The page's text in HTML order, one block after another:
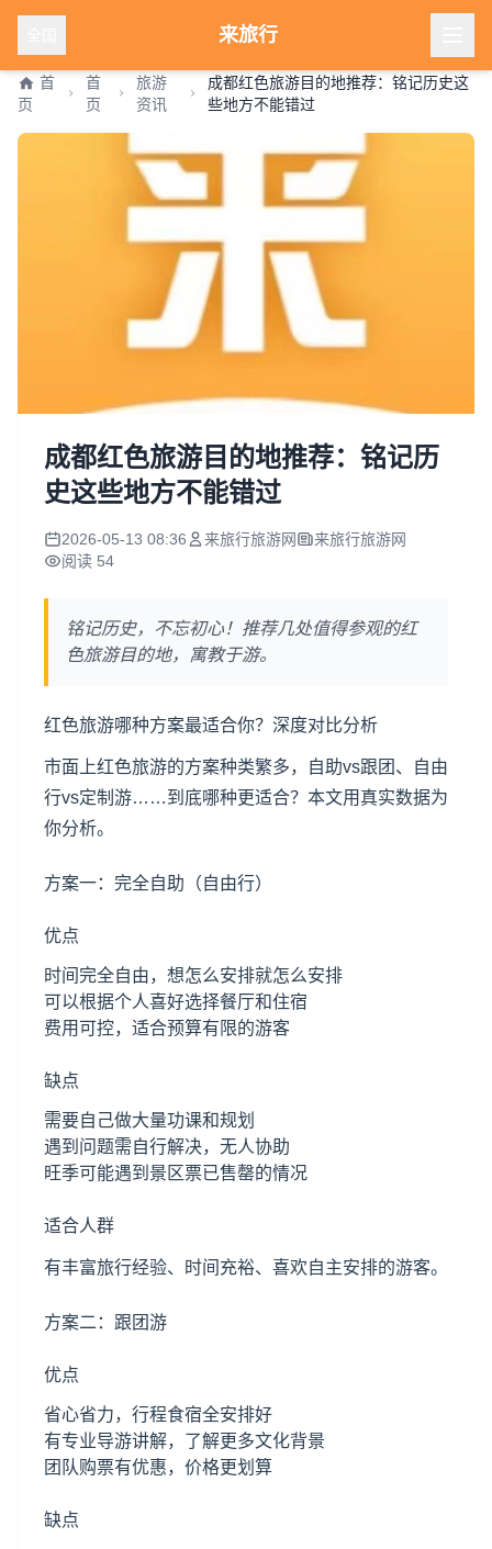
来旅行
首
页
首
页
旅游
资讯
成都红色旅游目的地推荐：铭记历史这
些地方不能错过
成都红色旅游目的地推荐：铭记历
史这些地方不能错过
2026-05-13 08:36 来旅行旅游网
来旅行旅游网
阅读 54
铭记历史，不忘初心！推荐几处值得参观的红
色旅游目的地，寓教于游。
红色旅游哪种方案最适合你？深度对比分析
市面上红色旅游的方案种类繁多，自助vs跟团、自由
行vs定制游……到底哪种更适合？本文用真实数据为
你分析。
方案一：完全自助（自由行）
优点
时间完全自由，想怎么安排就怎么安排
可以根据个人喜好选择餐厅和住宿
费用可控，适合预算有限的游客
缺点
需要自己做大量功课和规划
遇到问题需自行解决，无人协助
旺季可能遇到景区票已售罄的情况
适合人群
有丰富旅行经验、时间充裕、喜欢自主安排的游客。
方案二：跟团游
优点
省心省力，行程食宿全安排好
有专业导游讲解，了解更多文化背景
团队购票有优惠，价格更划算
缺点